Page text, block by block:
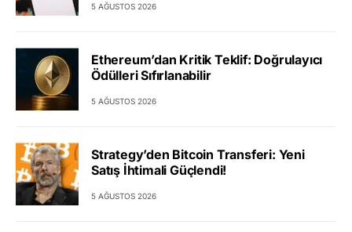
5 AĞUSTOS 2026
Ethereum’dan Kritik Teklif: Doğrulayıcı
Ödülleri Sıfırlanabilir
5 AĞUSTOS 2026
Strategy’den Bitcoin Transferi: Yeni
Satış İhtimali Güçlendi!
5 AĞUSTOS 2026